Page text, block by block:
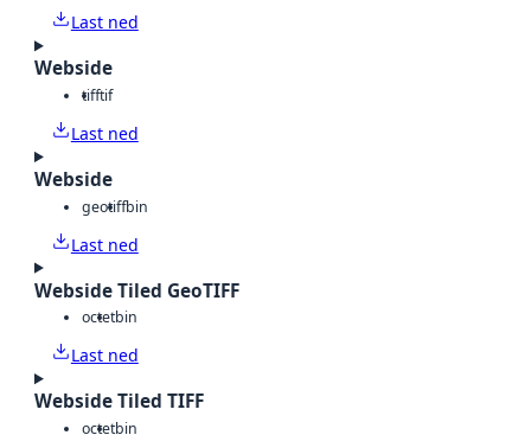
Last ned
Webside
tifftif
Last ned
Webside
geotiffbin
Last ned
Webside Tiled GeoTIFF
octetbin
Last ned
Webside Tiled TIFF
octetbin